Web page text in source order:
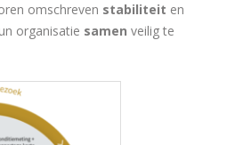
omschreven stabiliteit en
organisatie samen veilig te